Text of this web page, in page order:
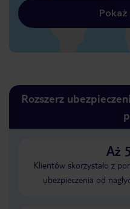
Pokaż
Rozszerz
Aż
Klientów skorzystało z
ubezpieczenia od